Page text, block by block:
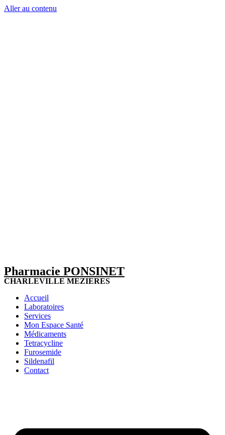
Aller au contenu
Pharmacie PONSINET
CHARLEVILLE MEZIERES
Accueil
Laboratoires
Services
Mon Espace Santé
Médicaments
Tetracycline
Furosemide
Sildenafil
Contact